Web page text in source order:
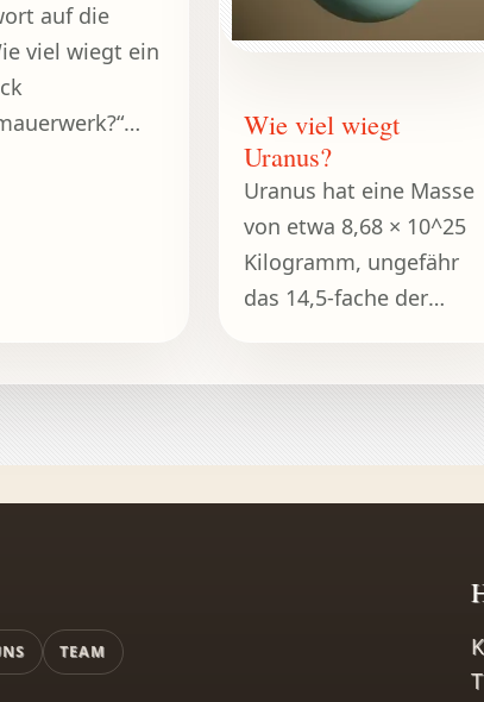
auf die
viel wiegt ein
Wie viel wiegt
Uranus?
Uranus hat eine Masse
von etwa 8,68 × 10^25
Kilogramm, ungefähr
das 14,5-fache der
TEAM